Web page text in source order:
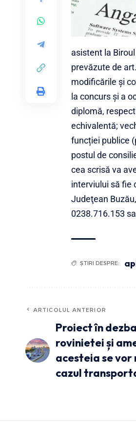
asistent la
prevăzute de
modificările şi
la concurs şi a
diplomă,
echivalentă;
funcției publice
postul de
cea scrisă va
interviului să fie
Judeţean
0238.716.153
ȘTIRI DESPRE:
ARTICOLUL ANTERIOR
Proiect în
rovinietei și
acesteia se
cazul